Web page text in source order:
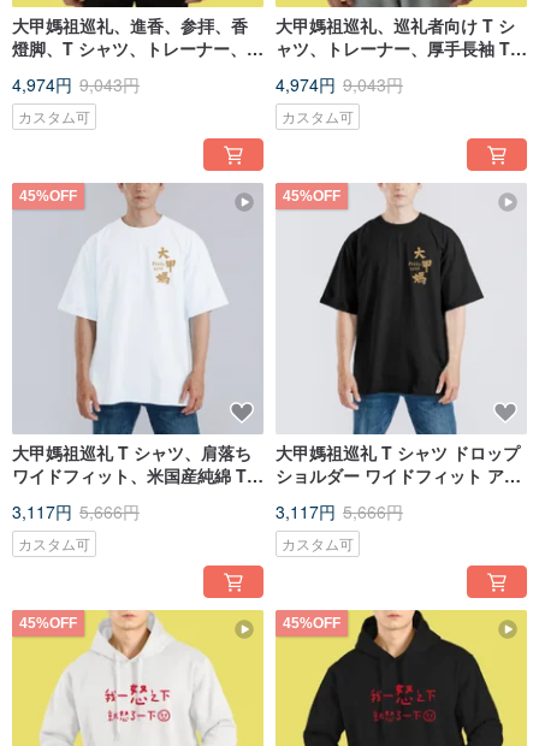
大甲媽祖巡礼、進香、参拝、香
燈脚、T シャツ、トレーナー、厚
ア、白
4,974円 9,043円
カスタム可
大甲媽祖巡礼、巡礼者向け T シ
ャツ、トレーナー、厚手長袖 T
ア、黒
4,974円 9,043円
カスタム可
45%OFF
大甲媽祖巡礼 T シャツ、肩落ち
ワイドフィット、米国産純綿 T
3,117円 5,666円
カスタム可
45%OFF
大甲媽祖巡礼 T シャツ ドロップ
ショルダー ワイドフィット アメ
3,117円 5,666円
カスタム可
45%OFF 45%OFF